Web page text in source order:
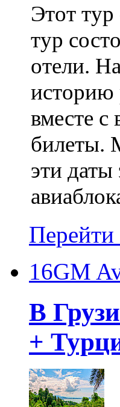
Этот
тур
отели.
историю
вместе
билеты.
эти
Перейти
16GM
В
+